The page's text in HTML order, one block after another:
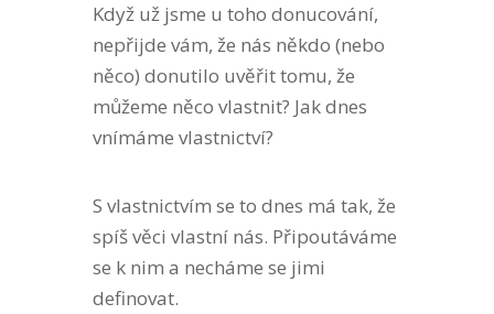
Když už jsme u toho donucování,
nepřijde vám, že nás někdo (nebo
něco) donutilo uvěřit tomu, že
můžeme něco vlastnit? Jak dnes
vnímáme vlastnictví?
S vlastnictvím se to dnes má tak, že
spíš věci vlastní nás. Připoutáváme
se k nim a necháme se jimi
definovat.